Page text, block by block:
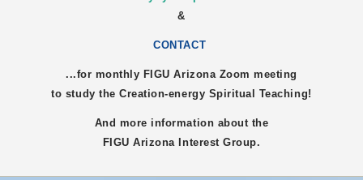
&
CONTACT
...for monthly FIGUArizona Zoom meeting
to study the Creation-energy Spiritual Teaching!
And more information about the
FIGUArizona Interest Group.